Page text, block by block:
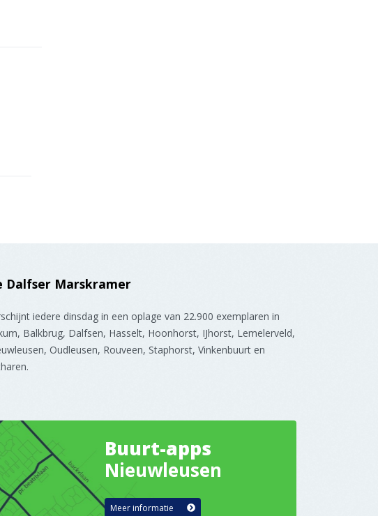
Dalfser Marskramer
iedere dinsdag in een oplage van 22.900 exemplaren in
Balkbrug, Dalfsen, Hasselt, Hoonhorst, IJhorst, Lemelerveld,
Oudleusen, Rouveen, Staphorst, Vinkenbuurt en
Buurt-apps
Nieuwleusen
Meer informatie